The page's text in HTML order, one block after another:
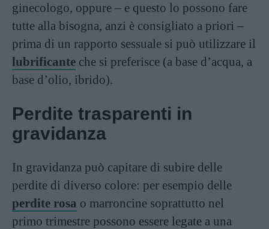
ginecologo, oppure – e questo lo possono fare
tutte alla bisogna, anzi è consigliato a priori –
prima di un rapporto sessuale si può utilizzare il
lubrificante che si preferisce (a base d’acqua, a
base d’olio, ibrido).
Perdite trasparenti in
gravidanza
In gravidanza può capitare di subire delle
perdite di diverso colore: per esempio delle
perdite rosa o marroncine soprattutto nel
primo trimestre possono essere legate a una